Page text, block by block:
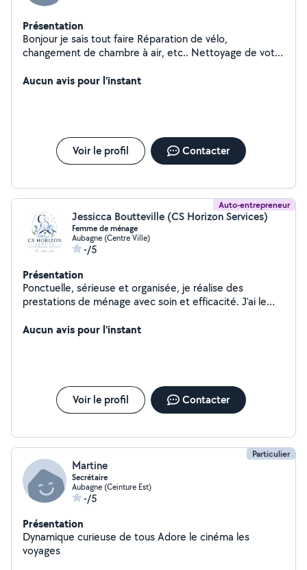
Présentation
Bonjour je sais tout faire Réparation de vélo,
changement de chambre à air, etc.. Nettoyage de votre
restauration, livreur, Changement de poignée, peinture,
Aucun avis pour l'instant
Voir le profil Contacter
Auto-entrepreneur
Jessicca Boutteville (CS Horizon Services)
Femme de ménage
Aubagne (Centre Ville)
-/5
Présentation
Ponctuelle, sérieuse et organisée, je réalise des
prestations de ménage avec soin et efficacité. J'ai le
agréables et bien entretenus. Je peux effectuer
Aucun avis pour l'instant
Voir le profil Contacter
Particulier
Martine
Secrétaire
Aubagne (Ceinture Est)
-/5
Présentation
Dynamique curieuse de tous Adore le cinéma les
voyages